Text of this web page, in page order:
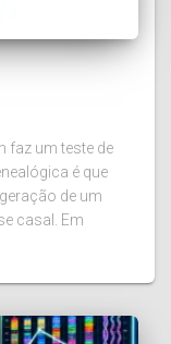
faz um teste de
é que
de um
casal. Em